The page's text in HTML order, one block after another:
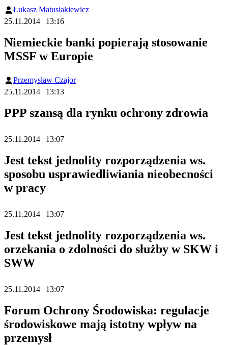
Łukasz Matusiakiewicz
25.11.2014 | 13:16
Niemieckie banki popierają stosowanie
MSSF w Europie
Przemysław Czajor
25.11.2014 | 13:13
PPP szansą dla rynku ochrony zdrowia
25.11.2014 | 13:07
Jest tekst jednolity rozporządzenia ws.
sposobu usprawiedliwiania nieobecności
w pracy
25.11.2014 | 13:07
Jest tekst jednolity rozporządzenia ws.
orzekania o zdolności do służby w SKW i
SWW
25.11.2014 | 13:07
Forum Ochrony Środowiska: regulacje
środowiskowe mają istotny wpływ na
przemysł